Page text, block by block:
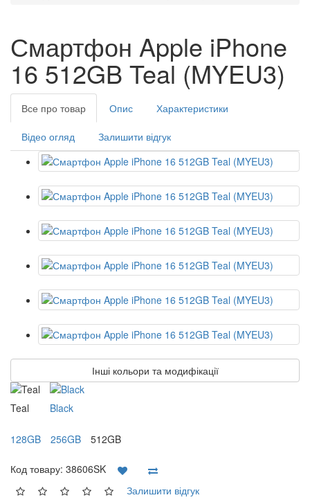
Смартфон Apple iPhone
16 512GB Teal (MYEU3)
Все про товар Опис Характеристики
Відео огляд Залишити відгук
Інші кольори та модифікації
Teal Black
128GB 256GB 512GB
Код товару: 38606SK
Залишити відгук